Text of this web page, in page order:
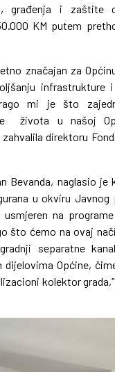
građenja i zaštite
KM putem
značajan za
infrastrukture
mi je što
života u našoj
direktoru
Bevanda, naglasio je
u okviru Javnog
na
što ćemo na ovaj
separatne
dijelovima Općine,
kolektor